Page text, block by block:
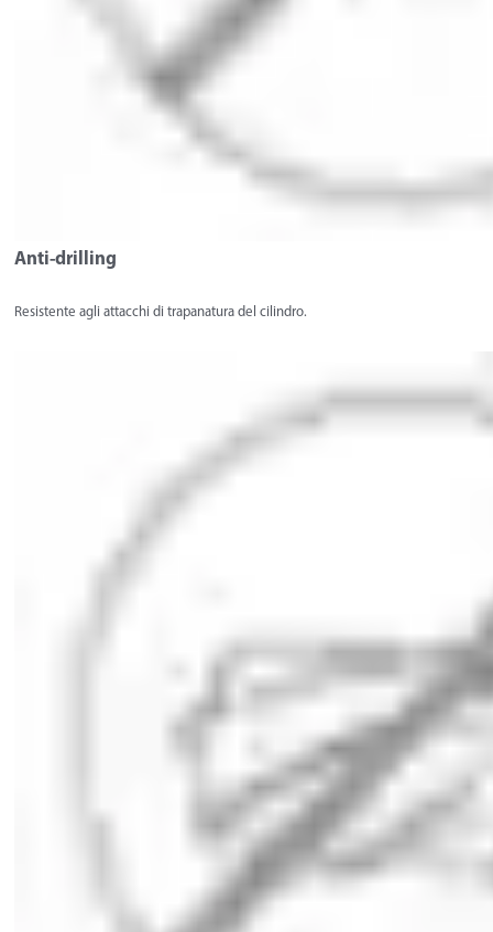
Anti-drilling
Resistente agli attacchi di trapanatura del cilindro.